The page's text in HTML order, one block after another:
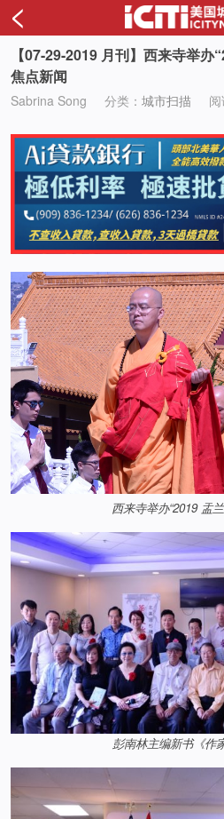
<
【07-29-2019 月刊】西来寺举
焦点新闻
Sabrina Song 分类： 城市扫描
西来寺举办“2019 盂
彭南林主编新书《作